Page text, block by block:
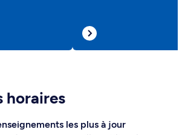
horaires
les plus à jour